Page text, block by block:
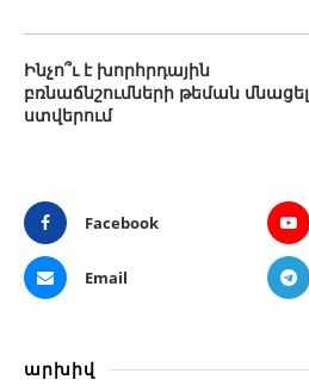
Ինչո՞ւ է խորհրդային
բռնաճնշումների թեման մնացել
ստվերում
Facebook
Email
արխիվ